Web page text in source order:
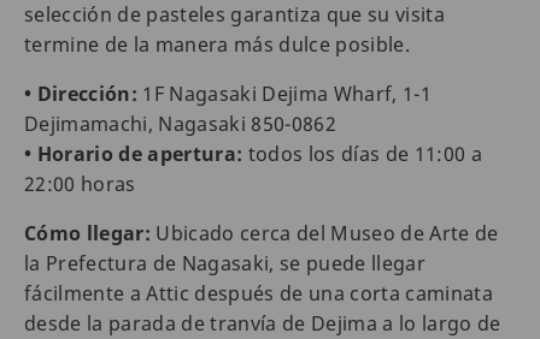
selección de pasteles garantiza que su visita
termine de la manera más dulce posible.
• Dirección: 1F Nagasaki Dejima Wharf, 1-1
Dejimamachi, Nagasaki 850-0862
• Horario de apertura: todos los días de 11:00 a
22:00 horas
Cómo llegar: Ubicado cerca del Museo de Arte de
la Prefectura de Nagasaki, se puede llegar
fácilmente a Attic después de una corta caminata
desde la parada de tranvía de Dejima a lo largo de